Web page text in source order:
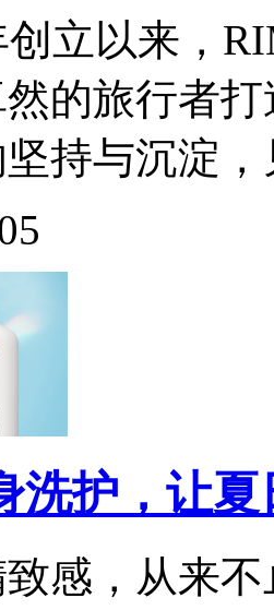
创立以来，
的旅行者
持与沉淀
洗护，让
感，从来